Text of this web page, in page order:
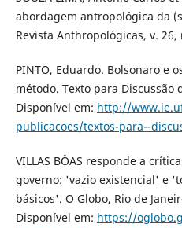
abordagem antropológica da
Revista Anthropológicas, v. 26,
PINTO, Eduardo. Bolsonaro e
método. Texto para Discussão
Disponível em: http://
publicacoes/textos-para--
VILLAS BÔAS responde a
governo: 'vazio existencial' e
básicos'. O Globo, Rio de
Disponível em: https://